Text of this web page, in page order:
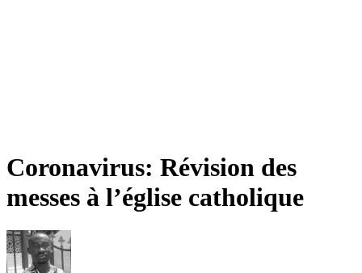
Coronavirus: Révision des
messes à l’église catholique